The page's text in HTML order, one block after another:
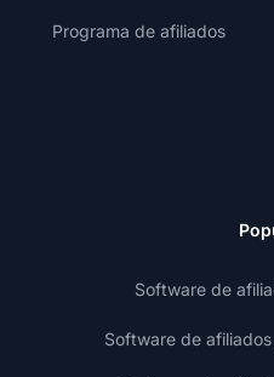
Programa de afiliados
Software de
Software de